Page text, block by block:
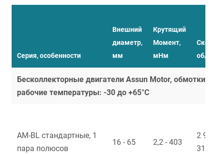
Серия, особенности
Внешний
диаметр,
мм
Крутящий
Момент,
мНм
об/
Бесколлекторные двигатели Assun Motor, обмотки
рабочие температуры: -30 до +65°С
AM-BL стандартные, 1
пара полюсов
16 - 65 2,2 - 403
2 922
31